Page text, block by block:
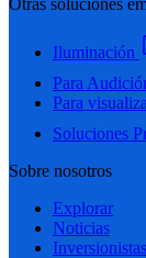
Iluminación
Para
Para
Soluciones
Sobre nosotros
Explorar
Noticias
Inversionistas